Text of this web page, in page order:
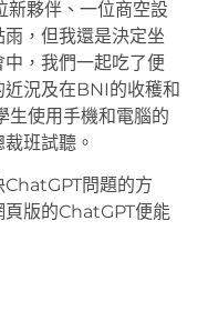
新夥伴、一位商空設
，但我還是決定坐
，我們一起吃了便
近況及在BNI的收穫和
生使用手機和電腦的
班試聽。
問題的方
頁版的ChatGPT便能